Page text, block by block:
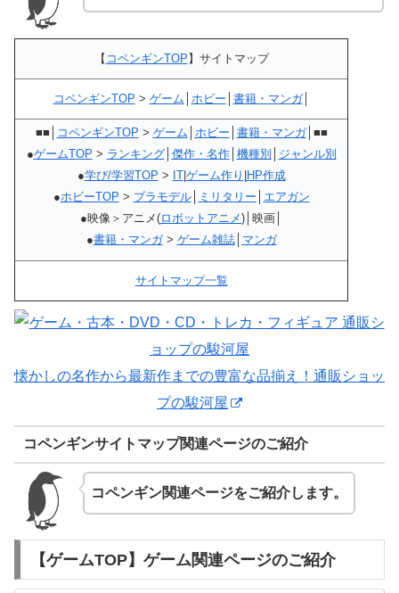
【 コペンギンTOP】サイトマップ
コペンギンTOP > ゲーム ホビー 書籍・マンガ│
■■│ コペンギンTOP > ゲーム ホビー 書籍・マンガ│■■
●ゲームTOP > ランキング│ 傑作・名作│ 機種別
ジャンル別
●学び/学習TOP > IT|ゲーム作り |HP作成
●ホビーTOP > プラモデル│ ミリタリー
エアガン
●映像＞アニメ(ロボットアニメ)│映画│
●書籍・マンガ> ゲーム雑誌│ マンガ
サイトマップ一覧
懐かしの名作から最新作までの豊富な品揃え！通販ショッ
プの駿河屋
コペンギンサイトマップ関連ページのご紹介
コペンギン関連ページをご紹介します。
【ゲームTOP】ゲーム関連ページのご紹介